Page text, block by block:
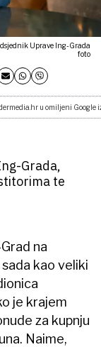
Uprave Ing-Grada
foto
u omiljeni Google
Grada,
te
na
kao veliki
je krajem
za kupnju
Naime,